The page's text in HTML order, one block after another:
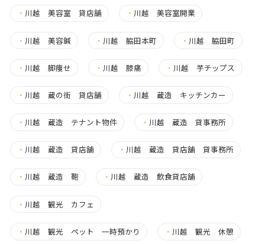
・ 川越 美容室 貸店舗 ・ 川越 美容室開業
・ 川越 美容鍼 ・ 川越 脇田本町 ・ 川越 脇田町
・ 川越 脚痩せ ・ 川越 膝痛 ・ 川越 芋チップス
・ 川越 蔵の街 貸店舗 ・ 川越 蔵造 キッチンカー
・ 川越 蔵造 テナント物件 ・ 川越 蔵造 貸事務所
・ 川越 蔵造 貸店舗 ・ 川越 蔵造 貸店舗 貸事務所
・ 川越 蔵造 鞄 ・ 川越 蔵造 飲食貸店舗
・ 川越 観光 カフェ
・ 川越 観光 ペット 一時預かり ・ 川越 観光 休憩